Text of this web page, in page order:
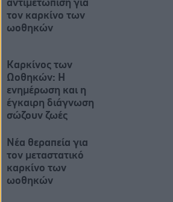
αντιμετώπιση για
τον καρκίνο των
ωοθηκών
Καρκίνος των
Ωοθηκών: Η
ενημέρωση και η
έγκαιρη διάγνωση
σώζουν ζωές
Νέα θεραπεία για
τον μεταστατικό
καρκίνο των
ωοθηκών